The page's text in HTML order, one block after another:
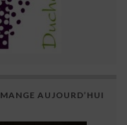
AUJOURD’HUI